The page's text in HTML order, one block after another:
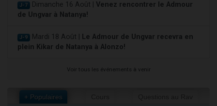
J-7 Dimanche 16 Août | Venez rencontrer le Admour
de Ungvar à Natanya!
J-9 Mardi 18 Août |
Le Admour de Ungvar recevra en
plein Kikar de Natanya à Alonzo!
Voir tous les événements à venir
+ Populaires